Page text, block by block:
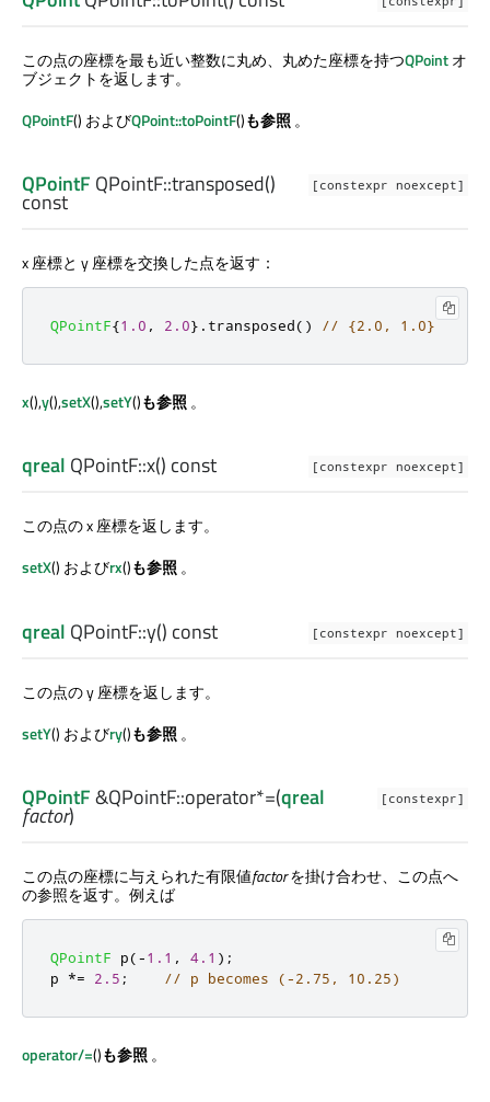
この点の座標を最も近い整数に丸め、丸めた座標を持つQPointオ
ブジェクトを返します。
QPointF() およびQPoint::toPointF()も参照 。
[constexpr noexcept]
QPointF QPointF::transposed()
const
x 座標と y 座標を交換した点を返す：
QPointF{1.0 , 2.0} . transposed() // {2.0, 1.0}
x(),y(),setX(),setY()も参照 。
[constexpr noexcept]
qreal QPointF::x() const
この点の x 座標を返します。
setX() およびrx()も参照。
[constexpr noexcept]
qreal QPointF::y() const
この点の y 座標を返します。
setY() およびry()も参照 。
[constexpr]
QPointF&QPointF::operator*=(qreal
factor)
この点の座標に与えられた有限値factorを掛け合わせ、この点へ
の参照を返す。例えば
QPointF p(-1.1 , 4.1 );
p *= 2.5 ; // p becomes (-2.75, 10.25)
operator/=()も参照 。